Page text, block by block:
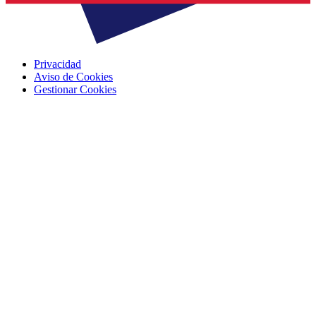
Privacidad
Aviso de Cookies
Gestionar Cookies